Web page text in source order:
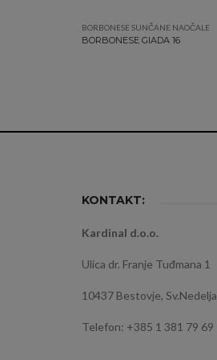
BORBONESE SUNČANE NAOČALE
BORBONESE GIADA 16
KONTAKT:
Kardinal d.o.o.
Ulica dr. Franje Tuđmana 1
10437 Bestovje, Sv.Nedelja
Telefon: +385 1 381 79 69